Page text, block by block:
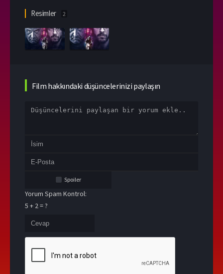
Resimler 2
Film hakkındaki düşüncelerinizi paylaşın
Spoiler
Yorum Spam Kontrol:
5 + 2 = ?